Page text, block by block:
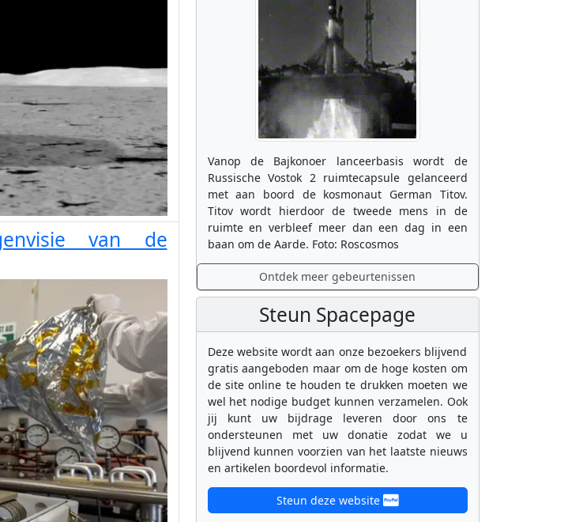
van de
Vanop de Bajkonoer lanceerbasis wordt de
Russische Vostok 2 ruimtecapsule gelanceerd
met aan boord de kosmonaut German Titov.
Titov wordt hierdoor de tweede mens in de
ruimte en verbleef meer dan een dag in een
baan om de Aarde. Foto: Roscosmos
Ontdek meer gebeurtenissen
Steun Spacepage
Deze website wordt aan onze bezoekers blijvend
gratis aangeboden maar om de hoge kosten om
de site online te houden te drukken moeten we
wel het nodige budget kunnen verzamelen. Ook
jij kunt uw bijdrage leveren door ons te
ondersteunen met uw donatie zodat we u
blijvend kunnen voorzien van het laatste nieuws
en artikelen boordevol informatie.
Steun deze website